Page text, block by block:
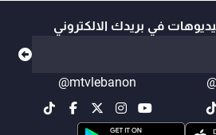
في بريدك الالكتروني
@mtvlebanon